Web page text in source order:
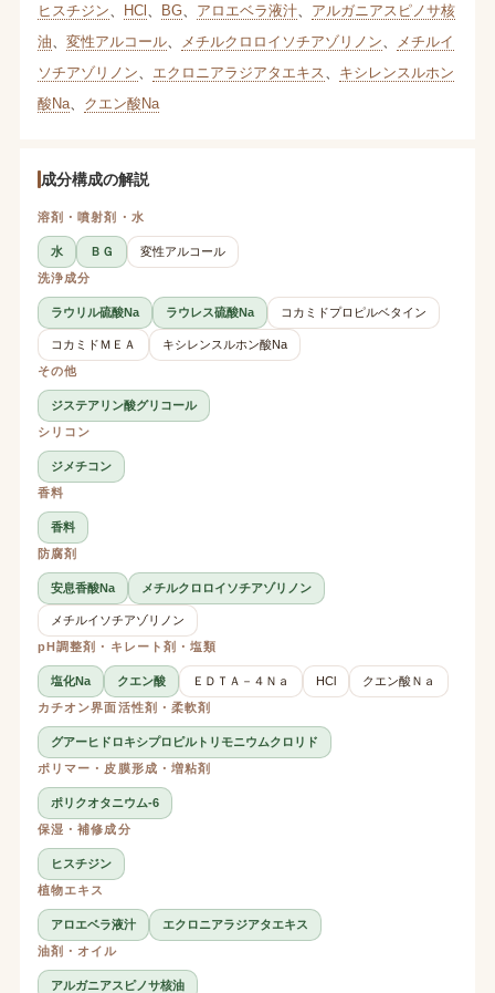
ヒスチジン
HCl BG、 アロエベラ液汁、 アルガニアスピノサ核
油
変性アルコール、 メチルクロロイソチアゾリノン
メチルイ
ソチアゾリノン
エクロニアラジアタエキス
キシレンスルホン
酸Na、 クエン酸Na
成分構成の解説
溶剤・噴射剤・水
水 ＢＧ
変性アルコール
洗浄成分
ラウリル硫酸Na ラウレス硫酸Na コカミドプロピルベタイン
コカミドＭＥＡ
キシレンスルホン酸Na
その他
ジステアリン酸グリコール
シリコン
ジメチコン
香料
香料
防腐剤
安息香酸Na メチルクロロイソチアゾリノン
メチルイソチアゾリノン
pH調整剤・キレート剤・塩類
塩化Na クエン酸 ＥＤＴＡ－４Ｎａ HCl
クエン酸Ｎａ
カチオン界面活性剤・柔軟剤
グアーヒドロキシプロピルトリモニウムクロリド
ポリマー・皮膜形成・増粘剤
ポリクオタニウム-6
保湿・補修成分
ヒスチジン
植物エキス
アロエベラ液汁
エクロニアラジアタエキス
油剤・オイル
アルガニアスピノサ核油